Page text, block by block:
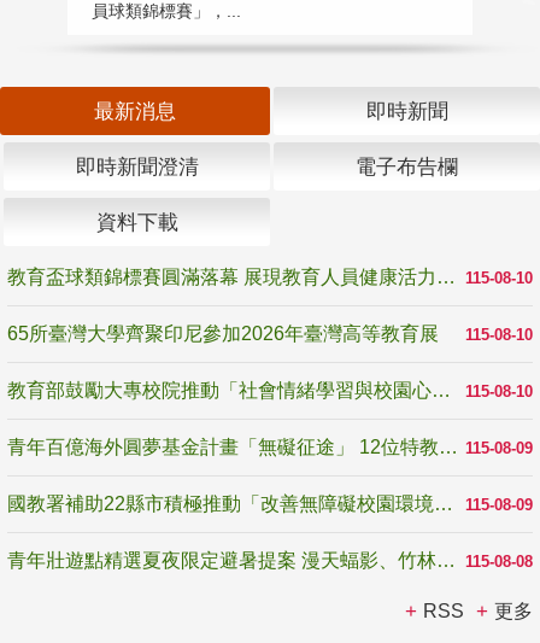
員球類錦標賽」，...
最新消息 即時新聞
即時新聞澄清 電子布告欄
資料下載
115-08-10
教育盃球類錦標賽圓滿落幕 展現教育人員健康活力與團隊精神
115-08-10
65所臺灣大學齊聚印尼參加2026年臺灣高等教育展
115-08-10
教育部鼓勵大專校院推動「社會情緒學習與校園心理健康促進計畫」 培育校園「心」韌性
115-08-09
青年百億海外圓夢基金計畫「無礙征途」 12位特教與弱勢青年勇闖西班牙 跨越感官限制見證生命蛻變
115-08-09
國教署補助22縣市積極推動「改善無障礙校園環境計畫」 打造友善、安全、無礙學習空間
115-08-08
青年壯遊點精選夏夜限定避暑提案 漫天蝠影、竹林尋蛙、茶香夜觀 邀青年暮色出發
RSS 更多